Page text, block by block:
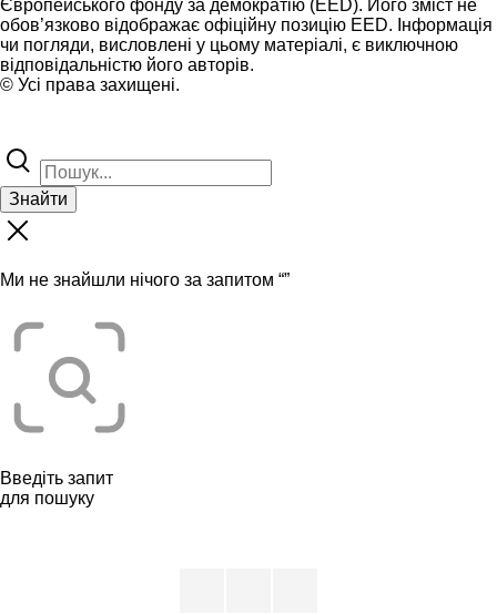
Європейського фонду за демократію (EED). Його зміст не
обов’язково відображає офіційну позицію EED. Інформація
чи погляди, висловлені у цьому матеріалі, є виключною
відповідальністю його авторів.
© Усі права захищені.
Знайти
Ми не знайшли нічого за запитом “”
Введіть запит
для пошуку